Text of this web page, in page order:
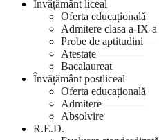
Învățământ liceal
Oferta educațională
Admitere clasa a-IX-a
Probe de aptitudini
Atestate
Bacalaureat
Învățământ postliceal
Oferta educațională
Admitere
Absolvire
R.E.D.